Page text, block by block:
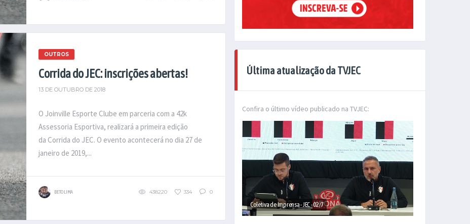
OUTROS
Corrida do JEC: inscrições abertas!
13 DE OUTUBRO DE 2018
O Joinville Esporte Clube em parceria com a 42k
Assessoria Esportiva, realizará a primeira edição
da Corrida do JEC. O evento acontecerá no dia 27 de
janeiro de 2019,...
BETO LIMA 438220 334 0
Última atualização da TVJEC
Confira o último vídeo publicado na TVJEC:
Coletiva de Imprensa - JEC - 02/7